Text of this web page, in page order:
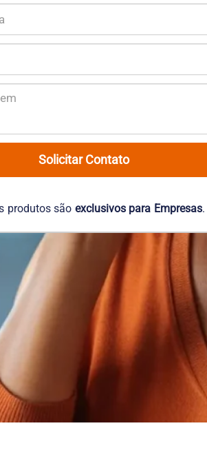
Solicitar Contato
produtos são exclusivos para Empresas.